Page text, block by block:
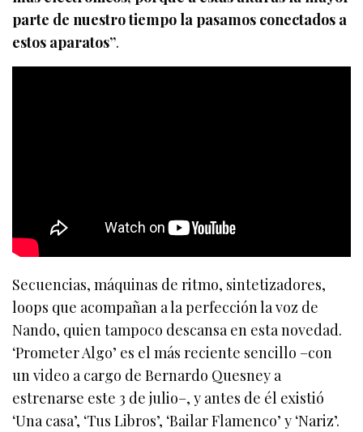
parte de nuestro tiempo la pasamos conectados a
estos aparatos”.
Secuencias, máquinas de ritmo, sintetizadores,
loops que acompañan a la perfección la voz de
Nando, quien tampoco descansa en esta novedad.
‘Prometer Algo’ es el más reciente sencillo –con
un video a cargo de Bernardo Quesney a
estrenarse este 3 de julio–, y antes de él existió
‘Una casa’, ‘Tus Libros’, ‘Bailar Flamenco’ y ‘Nariz’.